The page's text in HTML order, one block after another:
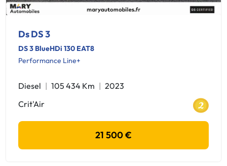
Ds DS 3
DS 3 BlueHDi 130 EAT8
Performance Line+
Diesel 105 434 Km
2023
Crit'Air
21 500 €